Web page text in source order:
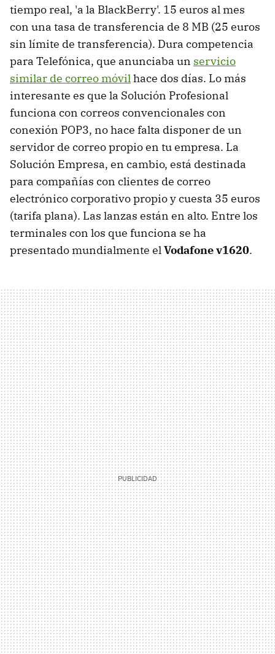
tiempo real, 'a la BlackBerry'. 15 euros al mes
con una tasa de transferencia de 8 MB (25 euros
sin límite de transferencia). Dura competencia
para Telefónica, que anunciaba un servicio
similar de correo móvilhace dos días. Lo más
interesante es que la Solución Profesional
funciona con correos convencionales con
conexión POP3, no hace falta disponer de un
servidor de correo propio en tu empresa. La
Solución Empresa, en cambio, está destinada
para compañías con clientes de correo
electrónico corporativo propio y cuesta 35 euros
(tarifa plana). Las lanzas están en alto. Entre los
terminales con los que funciona se ha
presentado mundialmente elVodafone v1620.